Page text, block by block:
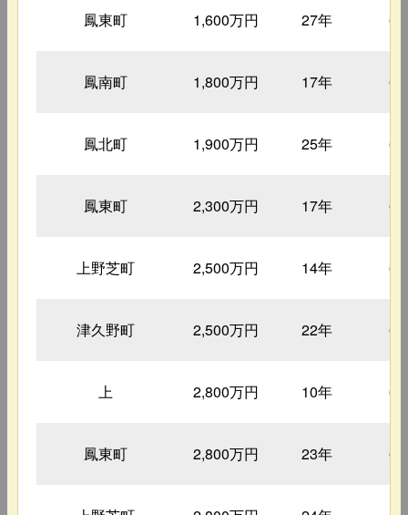
鳳東町 1,600万円 27年
鳳南町 1,800万円 17年
鳳北町 1,900万円 25年
鳳東町 2,300万円 17年
上野芝町 2,500万円 14年
津久野町 2,500万円 22年
上 2,800万円 10年
鳳東町 2,800万円 23年